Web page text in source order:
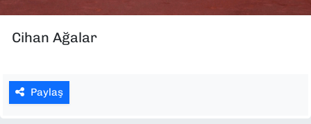
Cihan Ağalar
Paylaş